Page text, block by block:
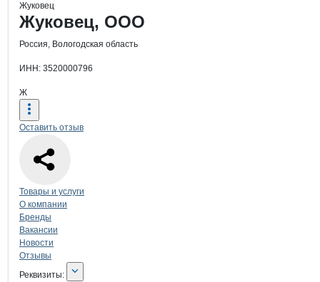
Жуковец
Основная информация о компании
Жуковец, ООО
Россия, Вологодская область
ИНН: 3520000796
Ж
Оставить отзыв
Навигация по странице
Товары и услуги
О компании
Бренды
Вакансии
Новости
Отзывы
О компании
Реквизиты
Реквизиты: